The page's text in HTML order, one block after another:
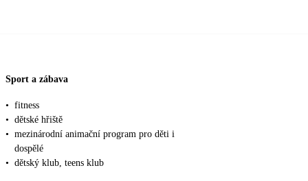
Sport a zábava
• fitness
• dětské hřiště
• mezinárodní animační program pro děti i
dospělé
• dětský klub, teens klub